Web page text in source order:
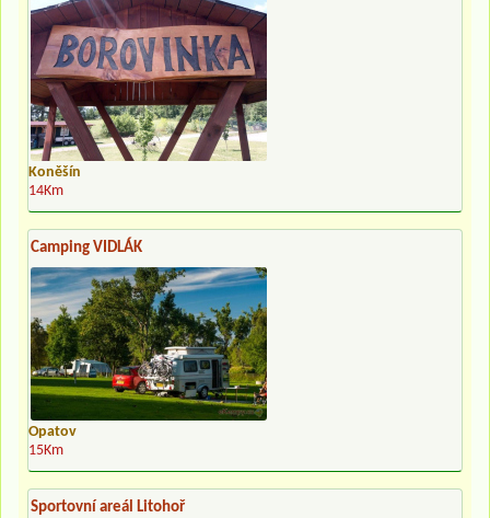
Koněšín
14Km
Camping VIDLÁK
Opatov
15Km
Sportovní areál Litohoř